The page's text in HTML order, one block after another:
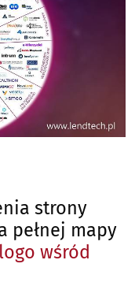
strony
pełnej mapy
wśród